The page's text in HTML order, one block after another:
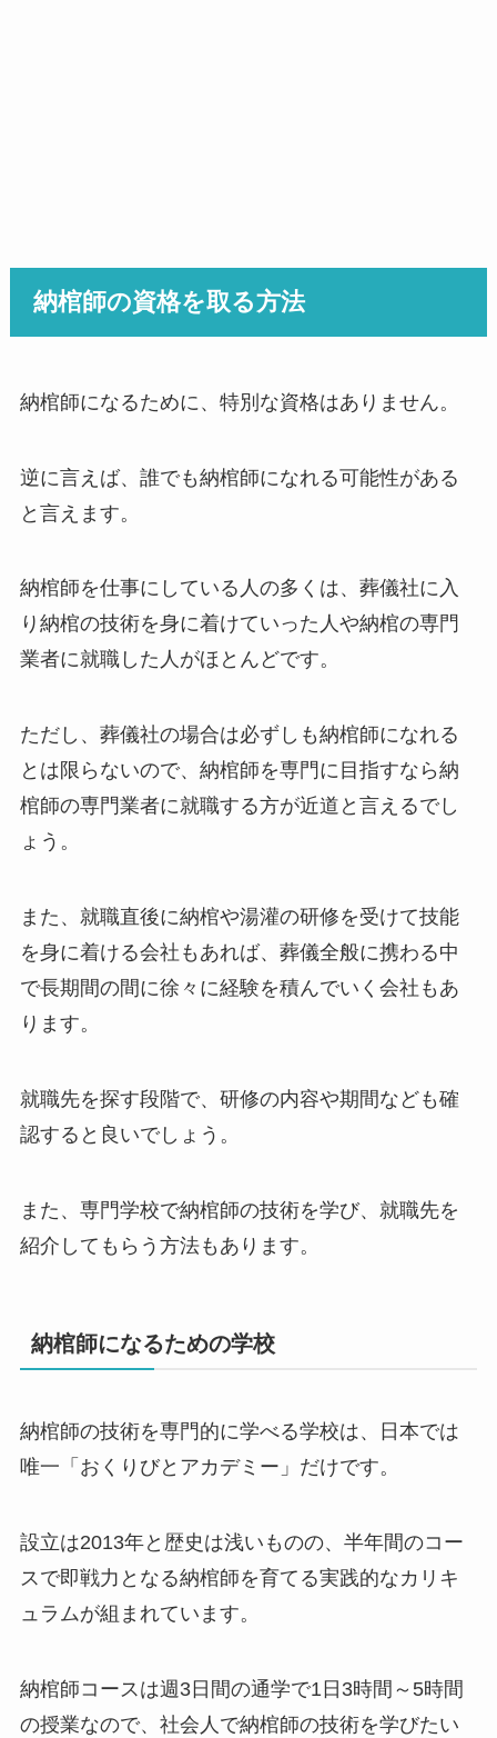
納棺師の資格を取る方法
納棺師になるために、特別な資格はありません。
逆に言えば、誰でも納棺師になれる可能性がある
と言えます。
納棺師を仕事にしている人の多くは、葬儀社に入
り納棺の技術を身に着けていった人や納棺の専門
業者に就職した人がほとんどです。
ただし、葬儀社の場合は必ずしも納棺師になれる
とは限らないので、納棺師を専門に目指すなら納
棺師の専門業者に就職する方が近道と言えるでし
ょう。
また、就職直後に納棺や湯灌の研修を受けて技能
を身に着ける会社もあれば、葬儀全般に携わる中
で長期間の間に徐々に経験を積んでいく会社もあ
ります。
就職先を探す段階で、研修の内容や期間なども確
認すると良いでしょう。
また、専門学校で納棺師の技術を学び、就職先を
紹介してもらう方法もあります。
納棺師になるための学校
納棺師の技術を専門的に学べる学校は、日本では
唯一「おくりびとアカデミー」だけです。
設立は2013年と歴史は浅いものの、半年間のコー
スで即戦力となる納棺師を育てる実践的なカリキ
ュラムが組まれています。
納棺師コースは週3日間の通学で1日3時間～5時間
の授業なので、社会人で納棺師の技術を学びたい